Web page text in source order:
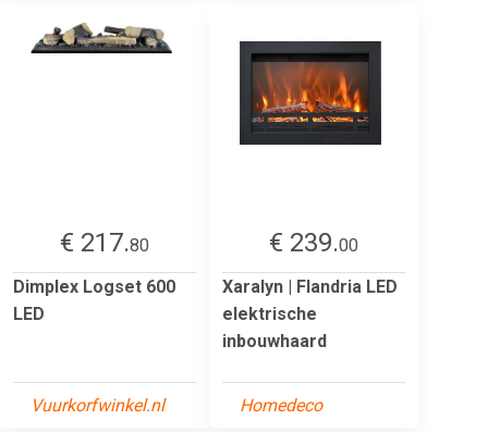
€ 217.80
Dimplex Logset 600
LED
Vuurkorfwinkel.nl
€ 239.00
Xaralyn | Flandria LED
elektrische
inbouwhaard
Homedeco